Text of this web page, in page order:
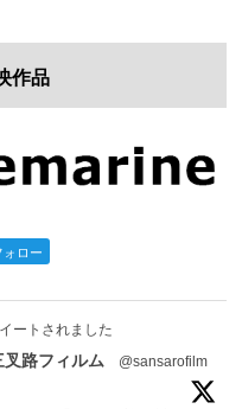
作品
ォロー
ートされました
路フィルム
@sansarofilm